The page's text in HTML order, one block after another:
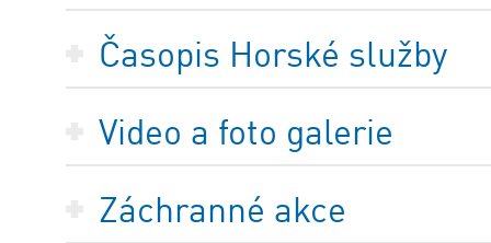
Časopis Horské služby
Video a foto galerie
Záchranné akce